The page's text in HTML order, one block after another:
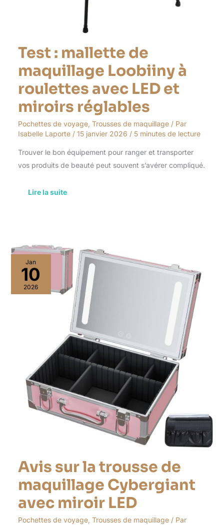
Test : mallette de
maquillage Loobiiny à
roulettes avec LED et
miroirs réglables
Pochettes de voyage, Trousses de maquillage/ Par
Isabelle Laporte / 15 janvier 2026 / 5 minutes de lecture
Trouver le bon équipement pour ranger et transporter
vos produits de beauté peut souvent s’avérer compliqué.
Lire la suite
Jan
10
2026
Avis sur la trousse de
maquillage Cybergiant
avec miroir LED
Pochettes de voyage, Trousses de maquillage/ Par
Avis
sur
la
trousse
de